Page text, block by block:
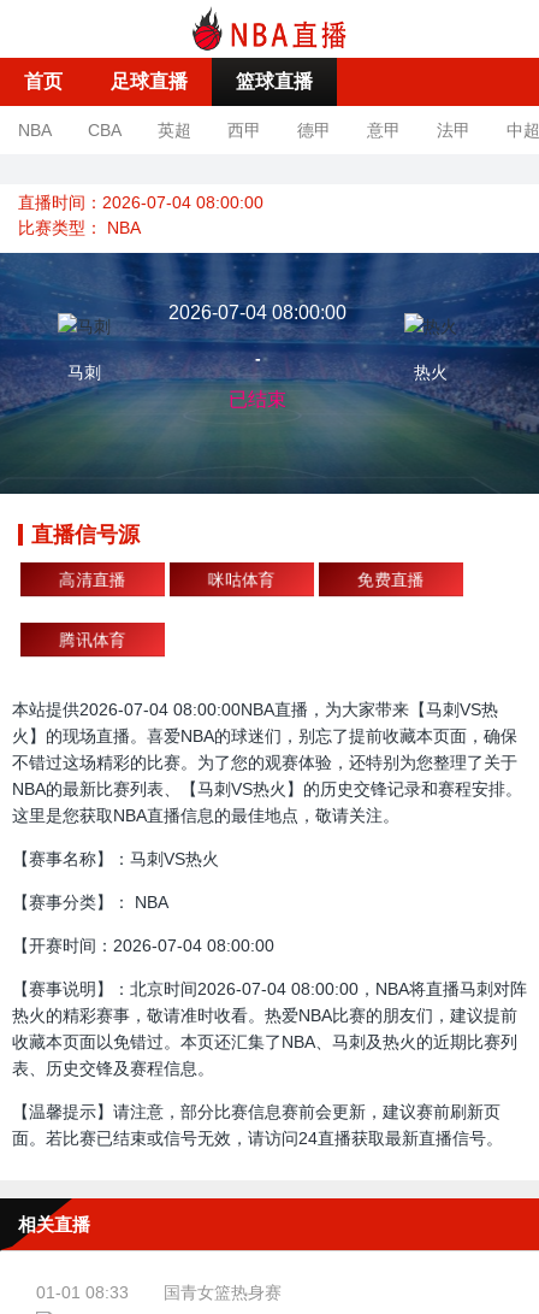
首页 足球直播 篮球直播
NBA CBA 英超 西甲 德甲 意甲 法甲 中超
直播时间：2026-07-04 08:00:00
比赛类型： NBA
马刺
2026-07-04 08:00:00
-
已结束
热火
直播信号源
高清直播 咪咕体育 免费直播
腾讯体育
本站提供2026-07-04 08:00:00NBA直播，为大家带来【马刺VS热
火】的现场直播。喜爱NBA的球迷们，别忘了提前收藏本页面，确保
不错过这场精彩的比赛。为了您的观赛体验，还特别为您整理了关于
NBA的最新比赛列表、【马刺VS热火】的历史交锋记录和赛程安排。
这里是您获取NBA直播信息的最佳地点，敬请关注。
【赛事名称】：马刺VS热火
【赛事分类】： NBA
【开赛时间：2026-07-04 08:00:00
【赛事说明】：北京时间2026-07-04 08:00:00，NBA将直播马刺对阵
热火的精彩赛事，敬请准时收看。热爱NBA比赛的朋友们，建议提前
收藏本页面以免错过。本页还汇集了NBA、马刺及热火的近期比赛列
表、历史交锋及赛程信息。
【温馨提示】请注意，部分比赛信息赛前会更新，建议赛前刷新页
面。若比赛已结束或信号无效，请访问24直播获取最新直播信号。
相关直播
01-01 08:33
国青女篮热身赛